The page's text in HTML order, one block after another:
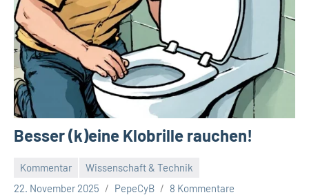
Besser (k)eine Klobrille rauchen!
Kommentar
Wissenschaft & Technik
22. November 2025
PepeCyB 8 Kommentare